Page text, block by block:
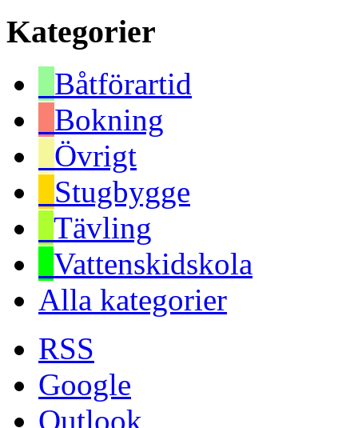
Kategorier
Båtförartid
Bokning
Övrigt
Stugbygge
Tävling
Vattenskidskola
Alla kategorier
RSS
Google
Outlook